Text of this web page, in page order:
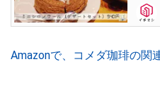
Amazonで、コメダ珈琲の関